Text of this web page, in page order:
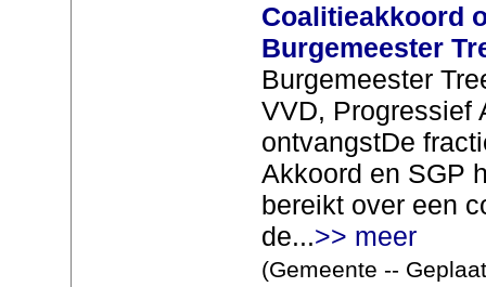
Coalitieakkoord
Burgemeester
Burgemeester
VVD, Progressief
ontvangstDe
Akkoord en SGP
bereikt over een
de...>> meer
(Gemeente --